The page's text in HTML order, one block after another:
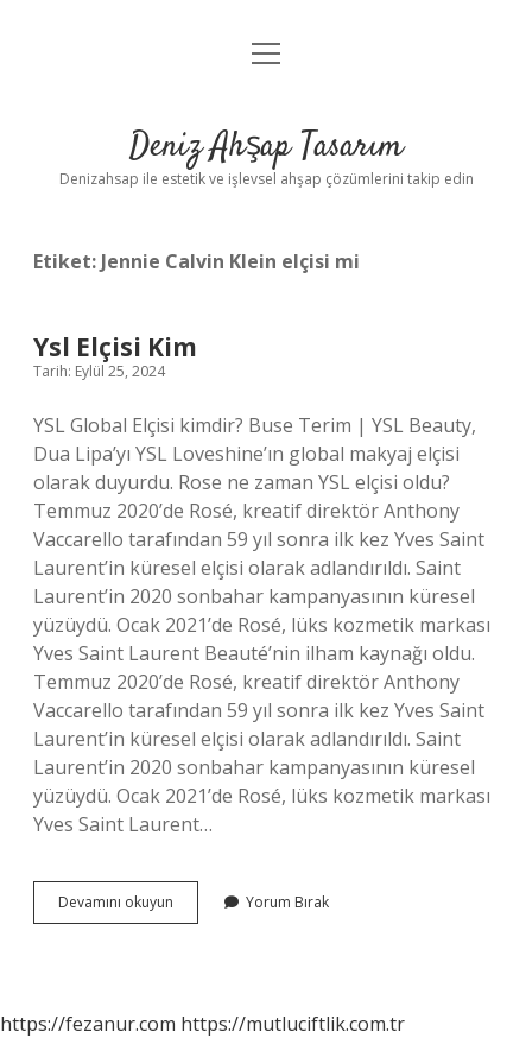
Anasayfa
Yasal Uyarı
menüyü
Deniz Ahşap Tasarım
Denizahsap ile estetik ve işlevsel ahşap çözümlerini takip edin
Etiket: Jennie Calvin Klein elçisi mi
Ysl Elçisi Kim
Tarih: Eylül 25, 2024
YSL Global Elçisi kimdir? Buse Terim | YSL Beauty,
Dua Lipa’yı YSL Loveshine’ın global makyaj elçisi
olarak duyurdu. Rose ne zaman YSL elçisi oldu?
Temmuz 2020’de Rosé, kreatif direktör Anthony
Vaccarello tarafından 59 yıl sonra ilk kez Yves Saint
Laurent’in küresel elçisi olarak adlandırıldı. Saint
Laurent’in 2020 sonbahar kampanyasının küresel
yüzüydü. Ocak 2021’de Rosé, lüks kozmetik markası
Yves Saint Laurent Beauté’nin ilham kaynağı oldu.
Temmuz 2020’de Rosé, kreatif direktör Anthony
Vaccarello tarafından 59 yıl sonra ilk kez Yves Saint
Laurent’in küresel elçisi olarak adlandırıldı. Saint
Laurent’in 2020 sonbahar kampanyasının küresel
yüzüydü. Ocak 2021’de Rosé, lüks kozmetik markası
Yves Saint Laurent…
Devamını okuyun
Elçisi
Yorum Bırak
https://fezanur.com https://mutluciftlik.com.tr